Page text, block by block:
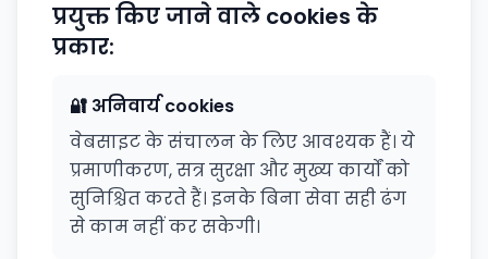
प्रयुक्त किए जाने वाले cookies के
प्रकार:
🔐 अनिवार्य cookies
वेबसाइट के संचालन के लिए आवश्यक हैं। ये
प्रमाणीकरण, सत्र सुरक्षा और मुख्य कार्यों को
सुनिश्चित करते हैं। इनके बिना सेवा सही ढंग
से काम नहीं कर सकेगी।